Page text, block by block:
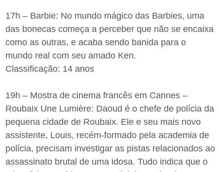
17h – Barbie: No mundo mágico das Barbies, uma
das bonecas começa a perceber que não se encaixa
como as outras, e acaba sendo banida para o
mundo real com seu amado Ken.
Classificação: 14 anos
19h – Mostra de cinema francês em Cannes –
Roubaix Une Lumière: Daoud é o chefe de polícia da
pequena cidade de Roubaix. Ele e seu mais novo
assistente, Louis, recém-formado pela academia de
polícia, precisam investigar as pistas relacionados ao
assassinato brutal de uma idosa. Tudo indica que o